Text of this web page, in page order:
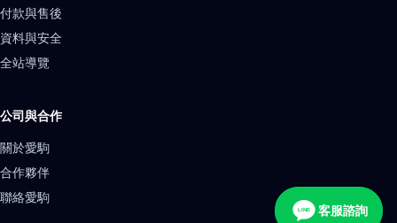
付款與售後
資料與安全
全站導覽
公司與合作
關於愛駒
合作夥伴
聯絡愛駒
LINE 客服諮詢